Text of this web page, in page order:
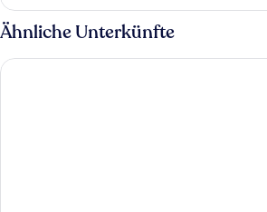
Ähnliche Unterkünfte
Royal Orchid Central Bangalore, MG Road